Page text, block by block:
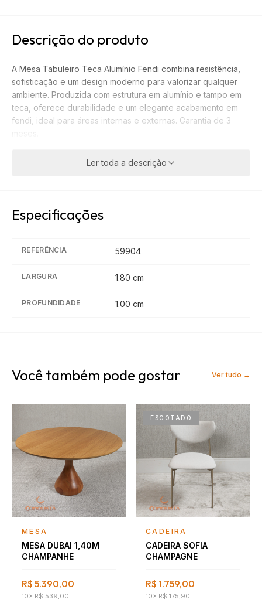
Descrição do produto
A Mesa Tabuleiro Teca Alumínio Fendi combina resistência,
sofisticação e um design moderno para valorizar qualquer
ambiente. Produzida com estrutura em alumínio e tampo em
teca, oferece durabilidade e um elegante acabamento em
fendi, ideal para áreas internas e externas. Garantia de 3
Ler toda a descrição
Especificações
REFERÊNCIA 59904
LARGURA 1.80 cm
PROFUNDIDADE 1.00 cm
Você também pode gostar Ver tudo →
Falar com consultor
MESA
MESA DUBAI 1,40M
CHAMPANHE
R$ 5.390,00
10× R$ 539,00
ESGOTADO
Falar com consultor
CADEIRA
CADEIRA SOFIA
CHAMPAGNE
R$ 1.759,00
10× R$ 175,90